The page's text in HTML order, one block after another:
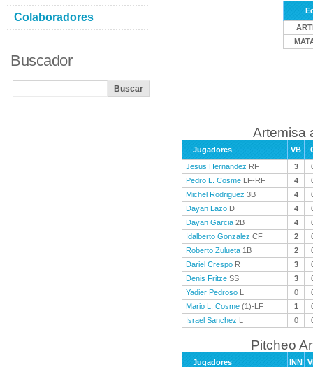
Artemisa
Jugadores VB
Jesus Hernandez RF 3
Pedro L. Cosme LF-RF 4
Michel Rodriguez 3B 4
Dayan Lazo D 4
Dayan Garcia 2B 4
Idalberto Gonzalez CF 2
Roberto Zulueta 1B 2
Dariel Crespo R 3
Denis Fritze SS 3
Yadier Pedroso L 0
Mario L. Cosme (1)-LF 1
Israel Sanchez L 0
Pitcheo
Jugadores INN
Colaboradores
Buscador